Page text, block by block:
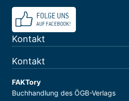
Kontakt
Kontakt
FAKTory
Buchhandlung des ÖGB-Verlags